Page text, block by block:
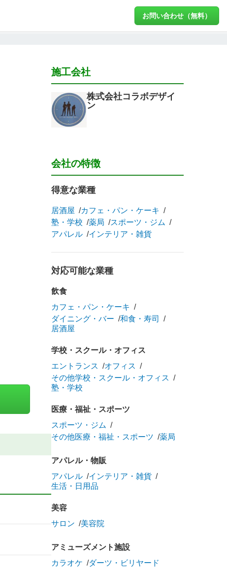
お問い合わせ（無料）
施工会社
株式会社コラボデザイ
ン
会社の特徴
得意な業種
居酒屋
カフェ・パン・ケーキ
塾・学校
薬局
スポーツ・ジム
アパレル
インテリア・雑貨
対応可能な業種
飲食
カフェ・パン・ケーキ
ダイニング・バー
和食・寿司
居酒屋
学校・スクール・オフィス
エントランス
オフィス
その他学校・スクール・オフィス
塾・学校
医療・福祉・スポーツ
スポーツ・ジム
その他医療・福祉・スポーツ
薬局
アパレル・物販
アパレル
インテリア・雑貨
生活・日用品
美容
サロン
美容院
アミューズメント施設
カラオケ
ダーツ・ビリヤード